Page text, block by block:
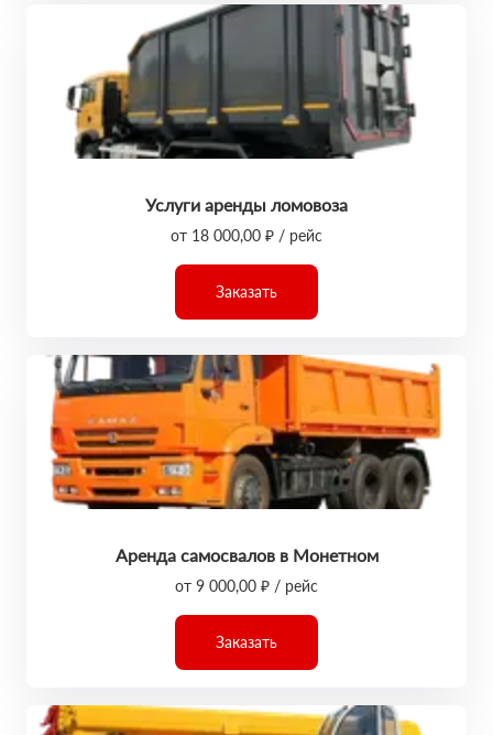
Услуги аренды ломовоза
от 18 000,00 ₽ / рейс
Заказать
Аренда самосвалов в Монетном
от 9 000,00 ₽ / рейс
Заказать